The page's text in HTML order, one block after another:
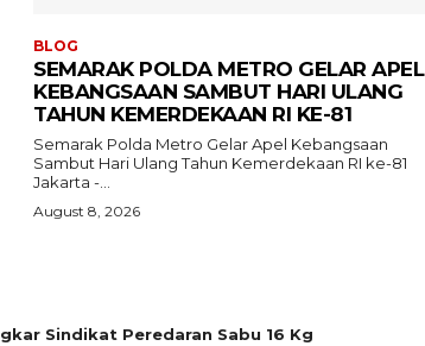
BLOG
SEMARAK POLDA METRO GELAR APEL
KEBANGSAAN SAMBUT HARI ULANG
TAHUN KEMERDEKAAN RI KE-81
Semarak Polda Metro Gelar Apel Kebangsaan
Sambut Hari Ulang Tahun Kemerdekaan RI ke-81
Jakarta -...
August 8, 2026